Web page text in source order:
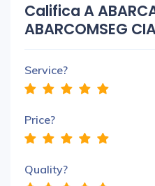
Califica A
ABARCOMSEG
Service?
Price?
Quality?